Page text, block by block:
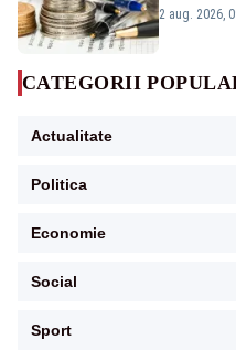
viitoare?
2 aug. 2026,
CATEGORII
Actualitate
Politica
Economie
Social
Sport